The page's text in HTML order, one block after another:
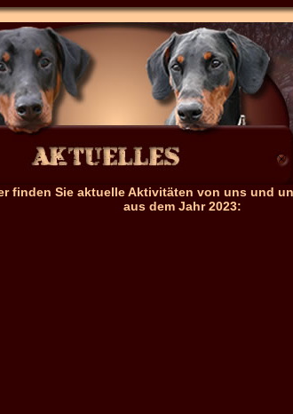
finden Sie aktuelle Aktivitäten von uns und
aus dem Jahr 2023: